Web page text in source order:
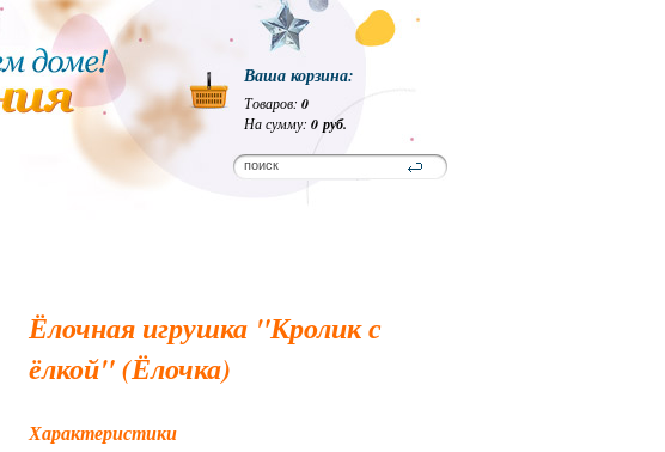
Ваша корзина:
Товаров: 0
На сумму: 0 руб.
Ёлочная игрушка "Кролик с
ёлкой" (Ёлочка)
Характеристики